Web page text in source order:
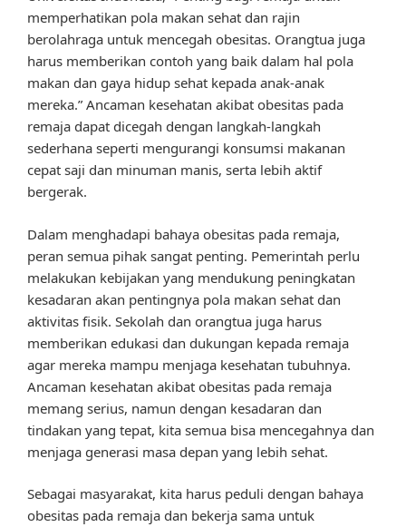
memperhatikan pola makan sehat dan rajin
berolahraga untuk mencegah obesitas. Orangtua juga
harus memberikan contoh yang baik dalam hal pola
makan dan gaya hidup sehat kepada anak-anak
mereka.” Ancaman kesehatan akibat obesitas pada
remaja dapat dicegah dengan langkah-langkah
sederhana seperti mengurangi konsumsi makanan
cepat saji dan minuman manis, serta lebih aktif
bergerak.
Dalam menghadapi bahaya obesitas pada remaja,
peran semua pihak sangat penting. Pemerintah perlu
melakukan kebijakan yang mendukung peningkatan
kesadaran akan pentingnya pola makan sehat dan
aktivitas fisik. Sekolah dan orangtua juga harus
memberikan edukasi dan dukungan kepada remaja
agar mereka mampu menjaga kesehatan tubuhnya.
Ancaman kesehatan akibat obesitas pada remaja
memang serius, namun dengan kesadaran dan
tindakan yang tepat, kita semua bisa mencegahnya dan
menjaga generasi masa depan yang lebih sehat.
Sebagai masyarakat, kita harus peduli dengan bahaya
obesitas pada remaja dan bekerja sama untuk